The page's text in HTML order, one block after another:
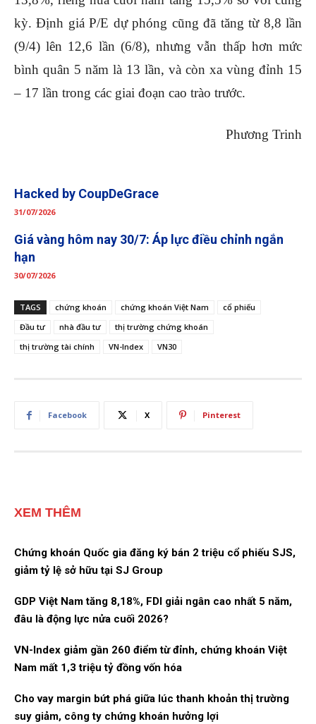
kỳ. Định giá P/E dự phóng cũng đã tăng từ 8,8 lần
(9/4) lên 12,6 lần (6/8), nhưng vẫn thấp hơn mức
bình quân 5 năm là 13 lần, và còn xa vùng đỉnh 15
– 17 lần trong các giai đoạn cao trào trước.
Phương Trinh
Hacked by CoupDeGrace
31/07/2026
Giá vàng hôm nay 30/7: Áp lực điều chỉnh ngắn
hạn
30/07/2026
TAGS chứng khoán chứng khoán Việt Nam
cổ phiếu
Đầu tư
nhà đầu tư
thị trường chứng khoán
thị trường tài chính
VN-Index VN30
Facebook X Pinterest
XEM THÊM
Chứng khoán Quốc gia đăng ký bán 2 triệu cổ phiếu SJS,
giảm tỷ lệ sở hữu tại SJ Group
GDP Việt Nam tăng 8,18%, FDI giải ngân cao nhất 5 năm,
đâu là động lực nửa cuối 2026?
VN-Index giảm gần 260 điểm từ đỉnh, chứng khoán Việt
Nam mất 1,3 triệu tỷ đồng vốn hóa
Cho vay margin bứt phá giữa lúc thanh khoản thị trường
suy giảm, công ty chứng khoán hưởng lợi